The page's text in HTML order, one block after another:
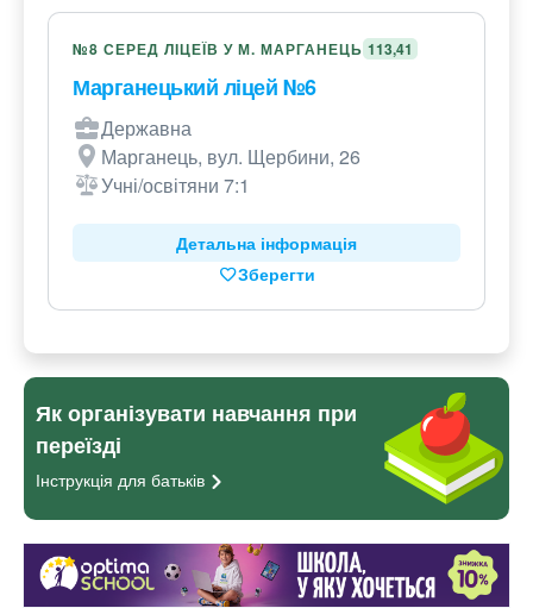
№8 СЕРЕД ЛІЦЕЇВ У М. МАРГАНЕЦЬ 113,41
Марганецький ліцей №6
Державна
Марганець, вул. Щербини, 26
Учні/освітяни 7:1
Детальна інформація
Зберегти
Як організувати навчання при
переїзді
Інструкція для батьків